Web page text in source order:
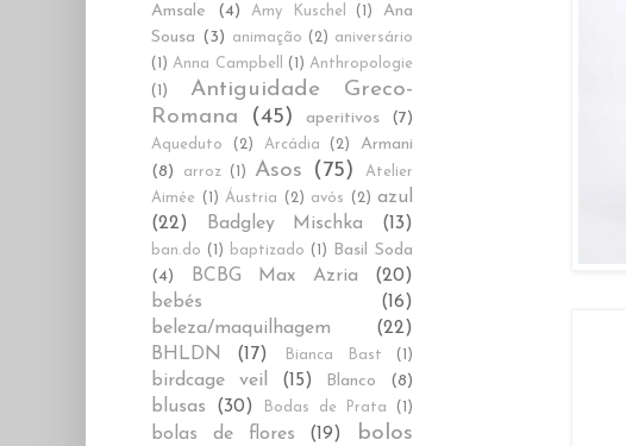
Amsale (4) Amy Kuschel (1)
Ana
Sousa (3) animação (2) aniversário
(1) Anna Campbell (1) Anthropologie
(1)
Antiguidade Greco-
Romana
(45) aperitivos (7)
Aqueduto (2) Arcádia (2)
Armani
(8)
arroz (1) Asos (75)
Atelier
Aimée
(1) Áustria (2) avós (2) azul
(22)
Badgley Mischka (13)
ban.do (1) baptizado (1)
Basil Soda
(4)
BCBG Max Azria
(20)
bebés
(16)
beleza/maquilhagem
(22)
BHLDN
(17) Bianca Bast (1)
birdcage veil (15) Blanco (8)
blusas (30) Bodas de Prata (1)
bolas de flores (19)
bolos